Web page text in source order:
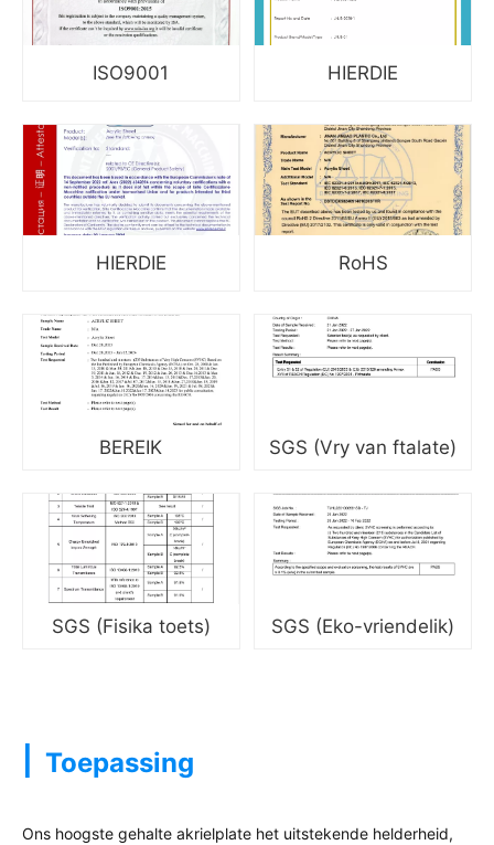
ISO9001 HIERDIE
HIERDIE RoHS
BEREIK SGS (Vry van ftalate)
SGS (Fisika toets) SGS (Eko-vriendelik)
Toepassing
Ons hoogste gehalte akrielplate het uitstekende helderheid,